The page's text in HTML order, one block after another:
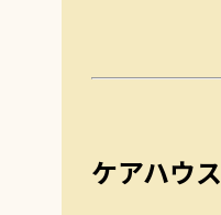
ケアハウス